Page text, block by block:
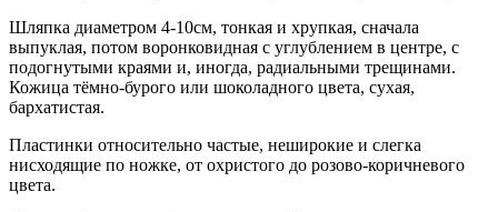
Шляпка диаметром 4-10см, тонкая и хрупкая, сначала
выпуклая, потом воронковидная с углублением в центре, с
подогнутыми краями и, иногда, радиальными трещинами.
Кожица тёмно-бурого или шоколадного цвета, сухая,
бархатистая.
Пластинки относительно частые, неширокие и слегка
нисходящие по ножке, от охристого до розово-коричневого
цвета.